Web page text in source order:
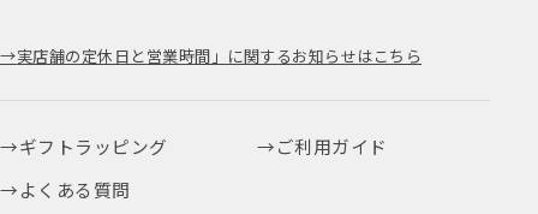
実店舗の定休日と営業時間」に関するお知らせはこちら
ギフトラッピング
ご利用ガイド
よくある質問